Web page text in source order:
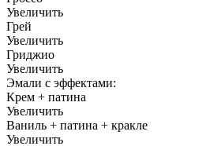
Увеличить
Грей
Увеличить
Гриджио
Увеличить
Эмали с эффектами:
Крем + патина
Увеличить
Ваниль + патина + кракле
Увеличить